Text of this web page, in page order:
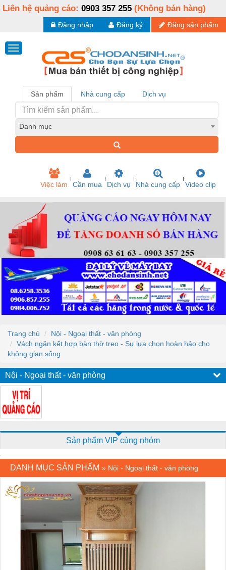
Liên hệ quảng cáo: 0903 357 255 (Không bán hàng)
Đăng sản phẩm
Đăng ký
Đăng nhập
Sản phẩm Nhà cung cấp Dịch vụ
Danh mục
Việc làm Cần mua Dịch vụ Nhà cung cấp Video clip
Trang chủ
Nội - Ngoại thất - văn phòng
Vách ngăn kết hợp bàn thờ treo - Sự lựa chọn hoàn hảo cho
không gian sống
Nội - Ngoại thất - văn phòng
Sản phẩm VIP cùng nhóm
DANH MỤC SẢN PHẨM » Nội - Ngoại thất - văn phòng